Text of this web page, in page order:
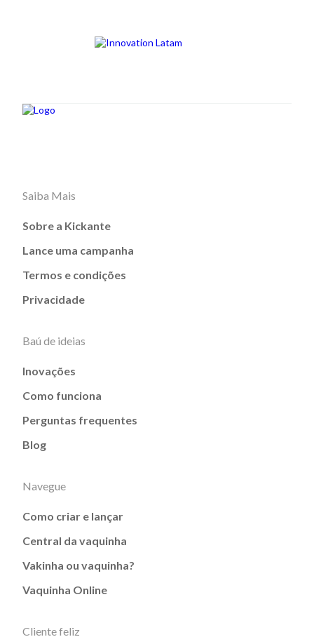
Saiba Mais
Sobre a Kickante
Lance uma campanha
Termos e condições
Privacidade
Baú de ideias
Inovações
Como funciona
Perguntas frequentes
Blog
Navegue
Como criar e lançar
Central da vaquinha
Vakinha ou vaquinha?
Vaquinha Online
Cliente feliz